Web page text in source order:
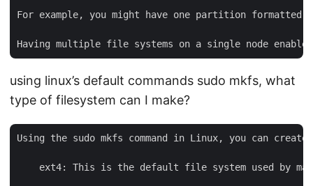
For example, you might have one partition
using linux’s default commands sudo mkfs, what
type of filesystem can I make?
Using the sudo mkfs command in Linux, you can
ext4: This is the default file system used by